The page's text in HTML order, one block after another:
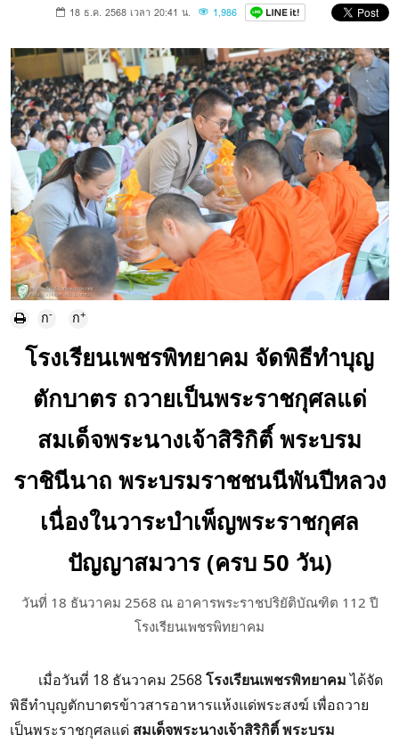
18 ธ.ค. 2568 เวลา 20:41 น. 1,986
ก- ก+
โรงเรียนเพชรพิทยาคม จัดพิธีทำบุญ
ตักบาตร ถวายเป็นพระราชกุศลแด่
สมเด็จพระนางเจ้าสิริกิติ์ พระบรม
ราชินีนาถ พระบรมราชชนนีพันปีหลวง
เนื่องในวาระบำเพ็ญพระราชกุศล
ปัญญาสมวาร (ครบ 50 วัน)
วันที่ 18 ธันวาคม 2568 ณ อาคารพระราชปริยัติบัณฑิต 112 ปี
โรงเรียนเพชรพิทยาคม
เมื่อวันที่ 18 ธันวาคม 2568โรงเรียนเพชรพิทยาคมได้จัด
พิธีทำบุญตักบาตรข้าวสารอาหารแห้งแด่พระสงฆ์ เพื่อถวาย
เป็นพระราชกุศลแด่ สมเด็จพระนางเจ้าสิริกิติ์ พระบรม